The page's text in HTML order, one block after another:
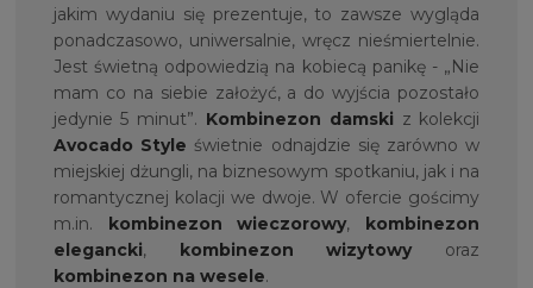
jakim wydaniu się prezentuje, to zawsze wygląda
ponadczasowo, uniwersalnie, wręcz nieśmiertelnie.
Jest świetną odpowiedzią na kobiecą panikę - „Nie
mam co na siebie założyć, a do wyjścia pozostało
jedynie 5 minut”. Kombinezon damski z kolekcji
Avocado Style świetnie odnajdzie się zarówno w
miejskiej dżungli, na biznesowym spotkaniu, jak i na
romantycznej kolacji we dwoje. W ofercie gościmy
m.in. kombinezon wieczorowy, kombinezon
elegancki, kombinezon wizytowyoraz
kombinezon na wesele.